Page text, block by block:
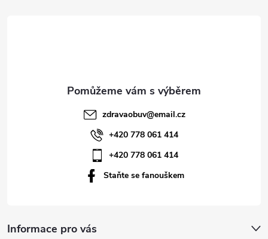
Informace pro vás
zdravaobuv@email.cz
+420 778 061 414
+420 778 061 414
Staňte se fanouškem